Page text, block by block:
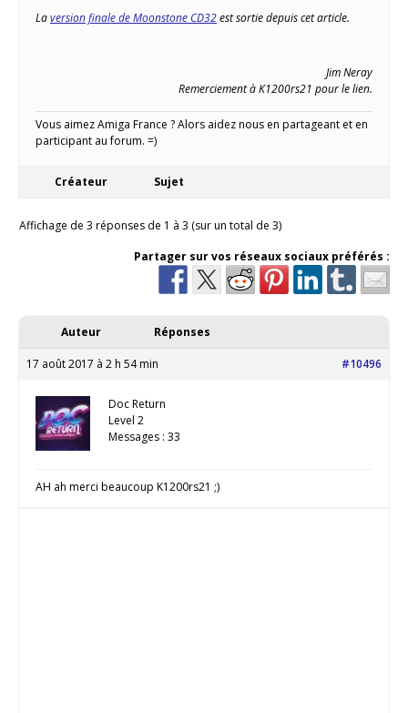
Laversion finale de Moonstone CD32est sortie depuis cet article.
Jim Neray
Remerciement à K1200rs21 pour le lien.
Vous aimez Amiga France ? Alors aidez nous en partageant et en
participant au forum. =)
Créateur Sujet
Affichage de 3 réponses de 1 à 3 (sur un total de 3)
Partager sur vos réseaux sociaux préférés :
Auteur Réponses
17 août 2017 à 2 h 54 min #10496
Doc Return
Level 2
Messages : 33
AH ah merci beaucoup K1200rs21 ;)